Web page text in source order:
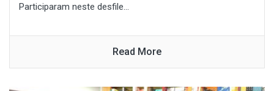
Participaram neste desfile...
Read More